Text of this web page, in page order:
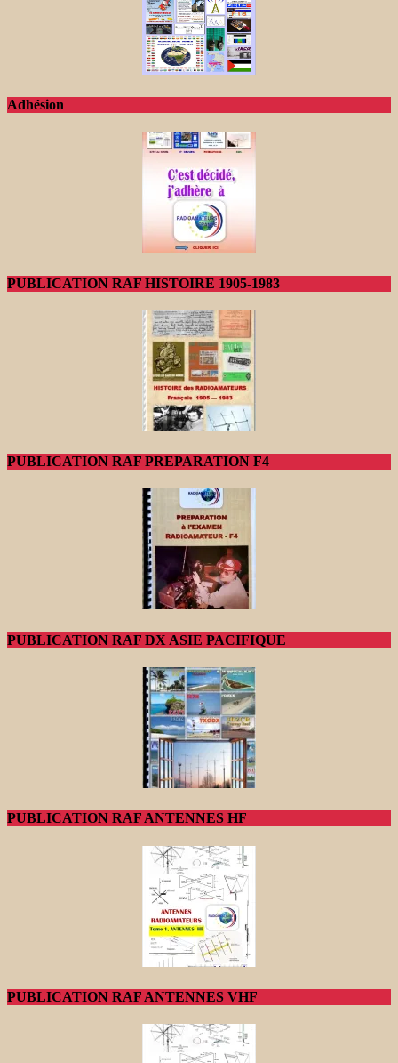
Adhésion
PUBLICATION RAF HISTOIRE 1905-1983
PUBLICATION RAF PREPARATION F4
PUBLICATION RAF DX ASIE PACIFIQUE
PUBLICATION RAF ANTENNES HF
PUBLICATION RAF ANTENNES VHF